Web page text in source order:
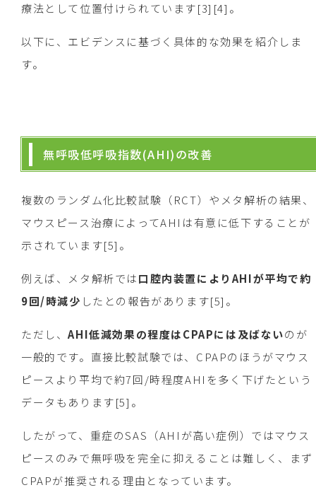
療法として位置付けられています[3][4]。
以下に、エビデンスに基づく具体的な効果を紹介しま
す。
無呼吸低呼吸指数(AHI)の改善
複数のランダム化比較試験（RCT）やメタ解析の結果、
マウスピース治療によってAHIは有意に低下することが
示されています[5]。
例えば、メタ解析では口腔内装置によりAHIが平均で約
9回/時減少 したとの報告があります[5]。
ただし、AHI低減効果の程度はCPAPには及ばないのが
一般的です。直接比較試験では、CPAPのほうがマウス
ピースより平均で約7回/時程度AHIを多く下げたという
データもあります[5]。
したがって、重症のSAS（AHIが高い症例）ではマウス
ピースのみで無呼吸を完全に抑えることは難しく、まず
CPAPが推奨される理由となっています。